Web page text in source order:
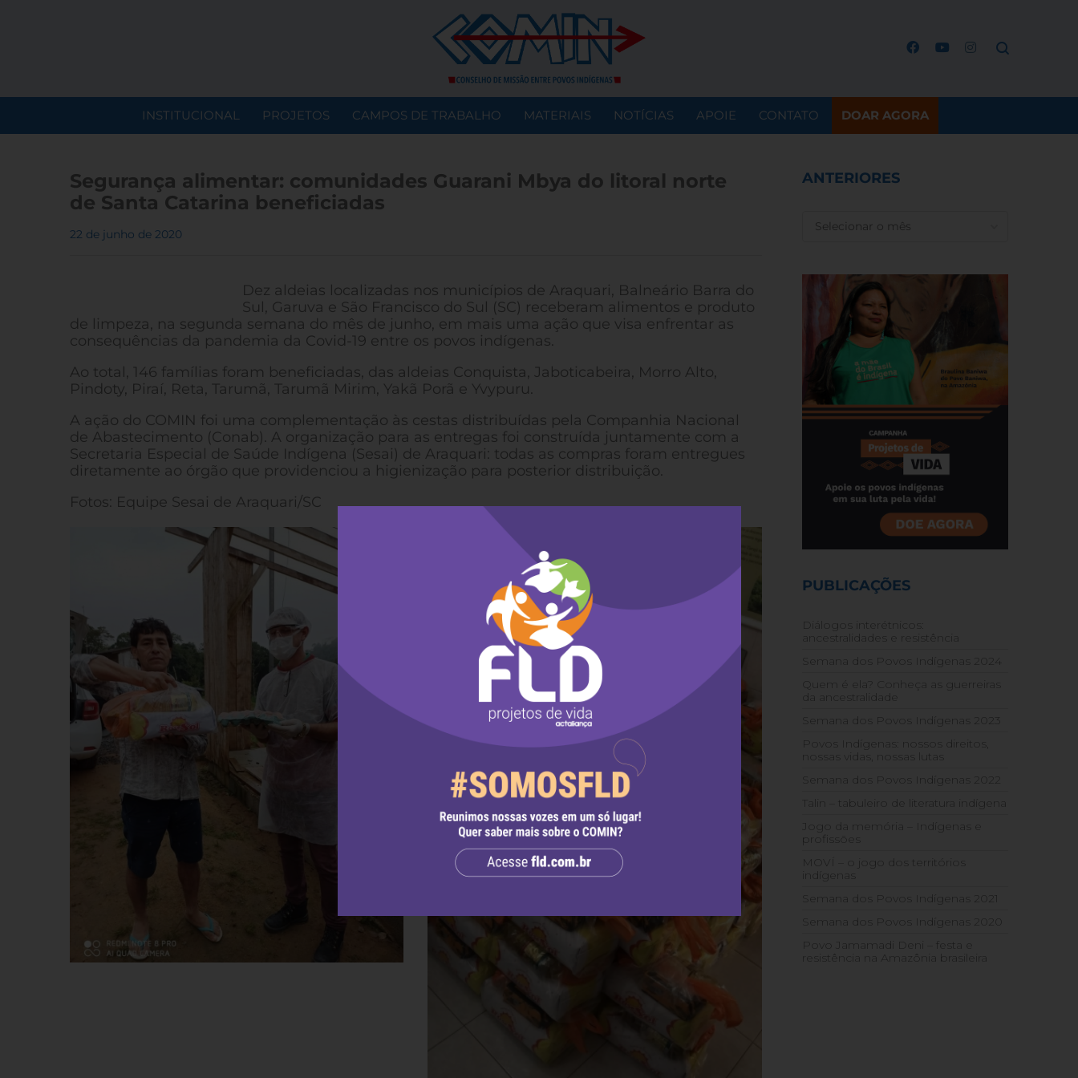
INSTITUCIONAL PROJETOS CAMPOS DE TRABALHO MATERIAIS NOTÍCIAS APOIE CONTATO DOAR AGORA
Segurança alimentar: comunidades Guarani Mbya do litoral norte
de Santa Catarina beneficiadas
22 de junho de 2020
Dez aldeias localizadas nos municípios de Araquari, Balneário Barra do
Sul, Garuva e São Francisco do Sul (SC) receberam alimentos e produto
de limpeza, na segunda semana do mês de junho, em mais uma ação que visa enfrentar as
consequências da pandemia da Covid-19 entre os povos indígenas.
Ao total, 146 famílias foram beneficiadas, das aldeias Conquista, Jaboticabeira, Morro Alto,
Pindoty, Piraí, Reta, Tarumã, Tarumã Mirim, Yakã Porã e Yvypuru.
A ação do COMIN foi uma complementação às cestas distribuídas pela Companhia Nacional
de Abastecimento (Conab). A organização para as entregas foi construída juntamente com a
Secretaria Especial de Saúde Indígena (Sesai) de Araquari: todas as compras foram entregues
diretamente ao órgão que providenciou a higienização para posterior distribuição.
Fotos: Equipe Sesai de Araquari/SC
ANTERIORES
PUBLICAÇÕES
Diálogos interétnicos:
ancestralidades e resistência
Semana dos Povos Indígenas 2024
Quem é ela? Conheça as guerreiras
da ancestralidade
Semana dos Povos Indígenas 2023
Povos Indígenas: nossos direitos,
nossas vidas, nossas lutas
Semana dos Povos Indígenas 2022
Talin – tabuleiro de literatura indígena
Jogo da memória – Indígenas e
profissões
MOVÍ – o jogo dos territórios
indígenas
Semana dos Povos Indígenas 2021
Semana dos Povos Indígenas 2020
Povo Jamamadi Deni – festa e
resistência na Amazônia brasileira